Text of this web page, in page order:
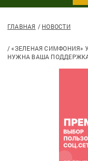
ГЛАВНАЯ НОВОСТИ
«ЗЕЛЕНАЯ СИМФОНИЯ»
НУЖНА ВАША